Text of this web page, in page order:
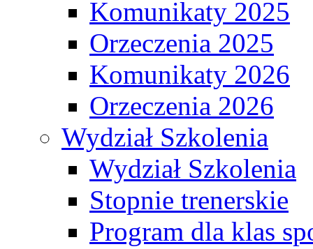
Komunikaty 2025
Orzeczenia 2025
Komunikaty 2026
Orzeczenia 2026
Wydział Szkolenia
Wydział Szkolenia
Stopnie trenerskie
Program dla klas